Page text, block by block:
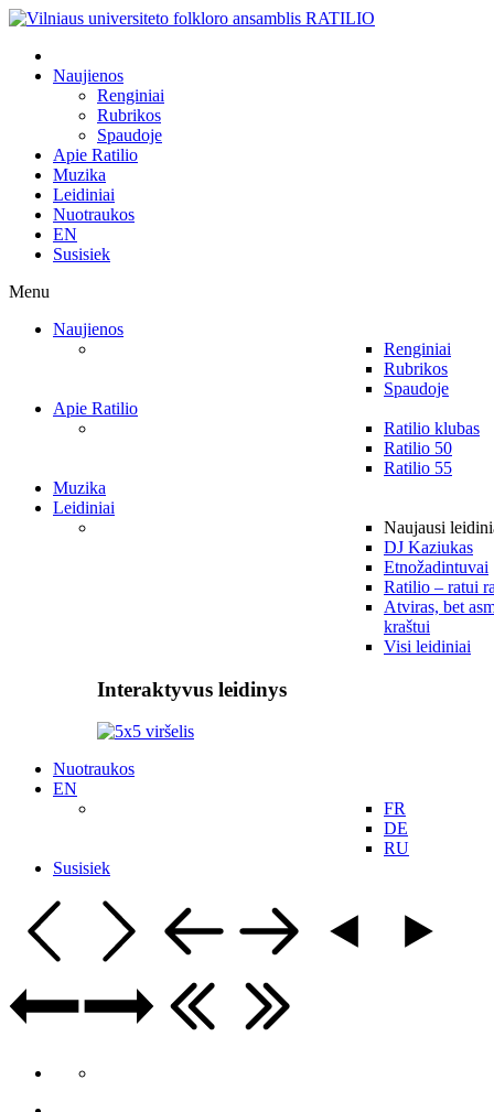
Naujienos
Renginiai
Rubrikos
Spaudoje
Apie Ratilio
Muzika
Leidiniai
Nuotraukos
EN
Susisiek
Menu
Naujienos
Renginiai
Rubrikos
Spaudoje
Apie Ratilio
Ratilio klubas
Ratilio 50
Ratilio 55
Muzika
Leidiniai
Naujausi
DJ Kaziukas
Etnožadintuvai
Ratilio – ratui
Atviras, bet
kraštui
Visi leidiniai
Interaktyvus leidinys
Nuotraukos
EN
FR
DE
RU
Susisiek